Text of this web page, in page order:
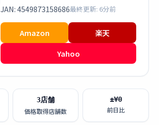
JAN: 4549873158686最終更新: 6分前
Amazon
楽天
Yahoo
3店舗
価格取得店舗数
±¥0
前日比